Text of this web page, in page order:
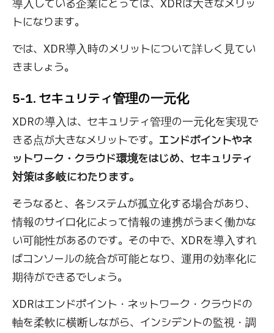
導入している企業にとっては、XDRは大きなメリッ
トになります。
では、XDR導入時のメリットについて詳しく見てい
きましょう。
5-1. セキュリティ管理の一元化
XDRの導入は、セキュリティ管理の一元化を実現で
きる点が大きなメリットです。 エンドポイントやネ
ットワーク・クラウド環境をはじめ、セキュリティ
対策は多岐にわたります。
そうなると、各システムが孤立化する場合があり、
情報のサイロ化によって情報の連携がうまく働かな
い可能性があるのです。その中で、XDRを導入すれ
ばコンソールの統合が可能となり、運用の効率化に
期待ができるでしょう。
XDRはエンドポイント・ネットワーク・クラウドの
軸を柔軟に横断しながら、インシデントの監視・調